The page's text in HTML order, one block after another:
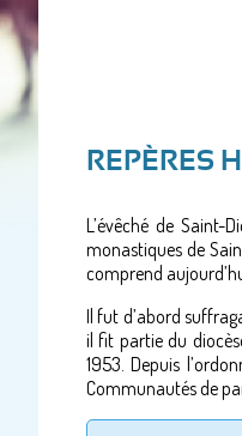
REPÈRES
L’évêché de Saint-
monastiques de
comprend
Il fut d’abord
il fit partie du
1953. Depuis
Communautés de